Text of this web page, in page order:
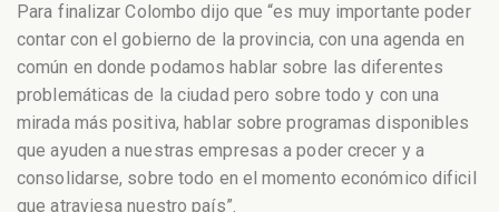
Para finalizar Colombo dijo que “es muy importante poder
contar con el gobierno de la provincia, con una agenda en
común en donde podamos hablar sobre las diferentes
problemáticas de la ciudad pero sobre todo y con una
mirada más positiva, hablar sobre programas disponibles
que ayuden a nuestras empresas a poder crecer y a
consolidarse, sobre todo en el momento económico dificil
que atraviesa nuestro país”.